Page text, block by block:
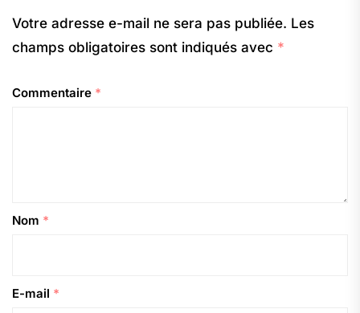
Votre adresse e-mail ne sera pas publiée. Les
champs obligatoires sont indiqués avec *
Commentaire *
Nom *
E-mail *